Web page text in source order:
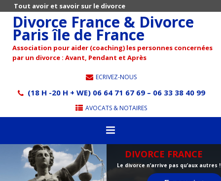
Tout avoir et savoir sur le divorce
Divorce France & Divorce
Paris île de France
Association pour aider (coaching) les personnes concernées
par un divorce : Avant, Pendant et Après
ECRIVEZ-NOUS
(18 H -20 H + WE) 06 64 71 67 69 – 06 33 38 40 99
AVOCATS & NOTAIRES
DIVORCE FRANCE
Le divorce n’arrive pas qu’aux autres !